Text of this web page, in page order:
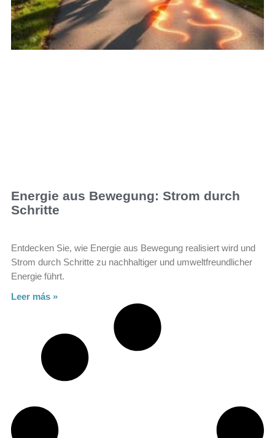
Energie aus Bewegung: Strom durch
Schritte
Entdecken Sie, wie Energie aus Bewegung realisiert wird und
Strom durch Schritte zu nachhaltiger und umweltfreundlicher
Energie führt.
Leer más »